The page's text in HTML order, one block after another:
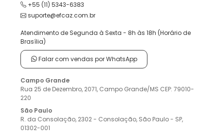
+55 (11) 5343-6383
suporte@efcaz.com.br
Atendimento de Segunda à Sexta - 8h às 18h (Horário de
Brasília)
Falar com vendas por WhatsApp
Campo Grande
Rua 25 de Dezembro, 2071, Campo Grande/MS CEP: 79010-
220
São Paulo
R. da Consolação, 2302 - Consolação, São Paulo - SP,
01302-001